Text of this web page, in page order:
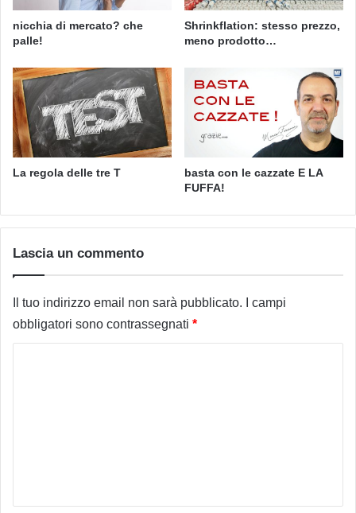
nicchia di mercato? che
palle!
Shrinkflation: stesso prezzo,
meno prodotto…
La regola delle tre T
basta con le cazzate E LA
FUFFA!
Lascia un commento
Il tuo indirizzo email non sarà pubblicato.
I campi
obbligatori sono contrassegnati *